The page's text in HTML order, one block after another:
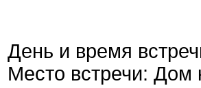
День и время
Место встречи: Дом